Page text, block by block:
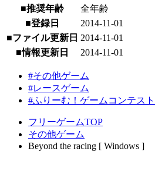
■推奨年齢
全年齢
■登録日
2014-11-01
■ファイル更新日 2014-11-01
■情報更新日
2014-11-01
#その他ゲーム
#レースゲーム
#ふりーむ！ゲームコンテス
フリーゲームTOP
その他ゲーム
Beyond the racing [ Windows ]